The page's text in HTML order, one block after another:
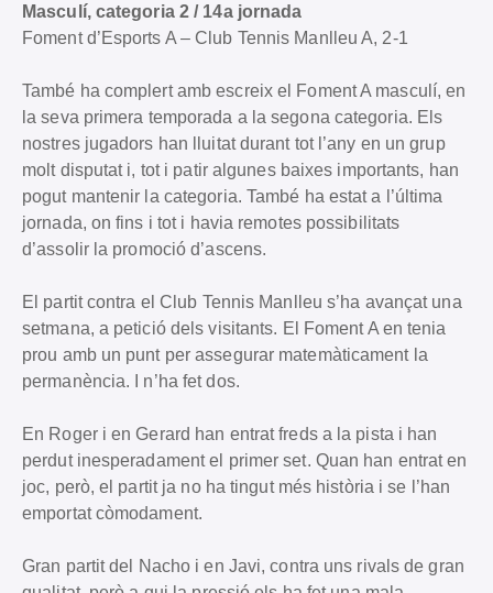
Masculí, categoria 2 / 14a jornada
Foment d’Esports A – Club Tennis Manlleu A, 2-1
També ha complert amb escreix el Foment A masculí, en
la seva primera temporada a la segona categoria. Els
nostres jugadors han lluitat durant tot l’any en un grup
molt disputat i, tot i patir algunes baixes importants, han
pogut mantenir la categoria. També ha estat a l’última
jornada, on fins i tot i havia remotes possibilitats
d’assolir la promoció d’ascens.
El partit contra el Club Tennis Manlleu s’ha avançat una
setmana, a petició dels visitants. El Foment A en tenia
prou amb un punt per assegurar matemàticament la
permanència. I n’ha fet dos.
En Roger i en Gerard han entrat freds a la pista i han
perdut inesperadament el primer set. Quan han entrat en
joc, però, el partit ja no ha tingut més història i se l’han
emportat còmodament.
Gran partit del Nacho i en Javi, contra uns rivals de gran